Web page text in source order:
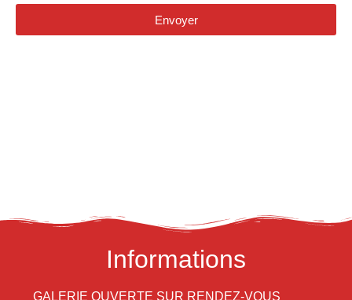
Envoyer
Informations
GALERIE OUVERTE SUR RENDEZ-VOUS